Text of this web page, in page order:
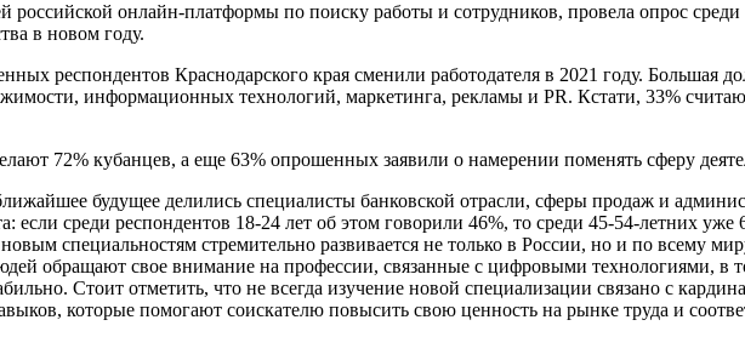
онлайн-платформы по поиску работы и сотрудников, провела опрос
в новом году.
респондентов Краснодарского края сменили работодателя в 2021 году. Большая
информационных технологий, маркетинга, рекламы и PR. Кстати, 33%
72% кубанцев, а еще 63% опрошенных заявили о намерении поменять сферу
будущее делились специалисты банковской отрасли, сферы продаж и
если среди респондентов 18-24 лет об этом говорили 46%, то среди 45-54-летних
специальностям стремительно развивается не только в России, но и по всему
обращают свое внимание на профессии, связанные с цифровыми технологиями, в
Стоит отметить, что не всегда изучение новой специализации связано с
которые помогают соискателю повысить свою ценность на рынке труда и